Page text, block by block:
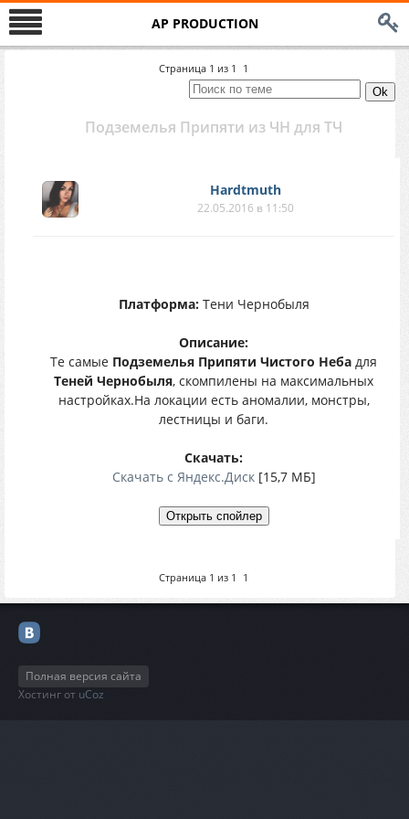
AP PRODUCTION
Страница 1 из 1 1
Подземелья Припяти из ЧН для ТЧ
Hardtmuth
22.05.2016 в 11:50
Платформа: Тени Чернобыля
Описание:
Те самые Подземелья Припяти Чистого Неба для
Теней Чернобыля, скомпилены на максимальных
настройках.На локации есть аномалии, монстры,
лестницы и баги.
Скачать:
Скачать с Яндекс.Диск[15,7 МБ]
Страница 1 из 1 1
Полная версия сайта
Хостинг от uCoz